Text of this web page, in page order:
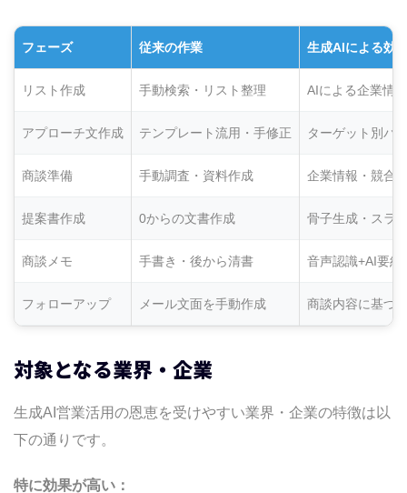
フェーズ 従来の作業 生成AIによる効
リスト作成 手動検索・リスト整理 AIによる企業情
アプローチ文作成 テンプレート流用・手修正 ターゲット別パ
商談準備 手動調査・資料作成 企業情報・競合
提案書作成 0からの文書作成 骨子生成・スラ
商談メモ 手書き・後から清書 音声認識+AI要約
フォローアップ メール文面を手動作成 商談内容に基づ
対象となる業界・企業
生成AI営業活用の恩恵を受けやすい業界・企業の特徴は以
下の通りです。
特に効果が高い：